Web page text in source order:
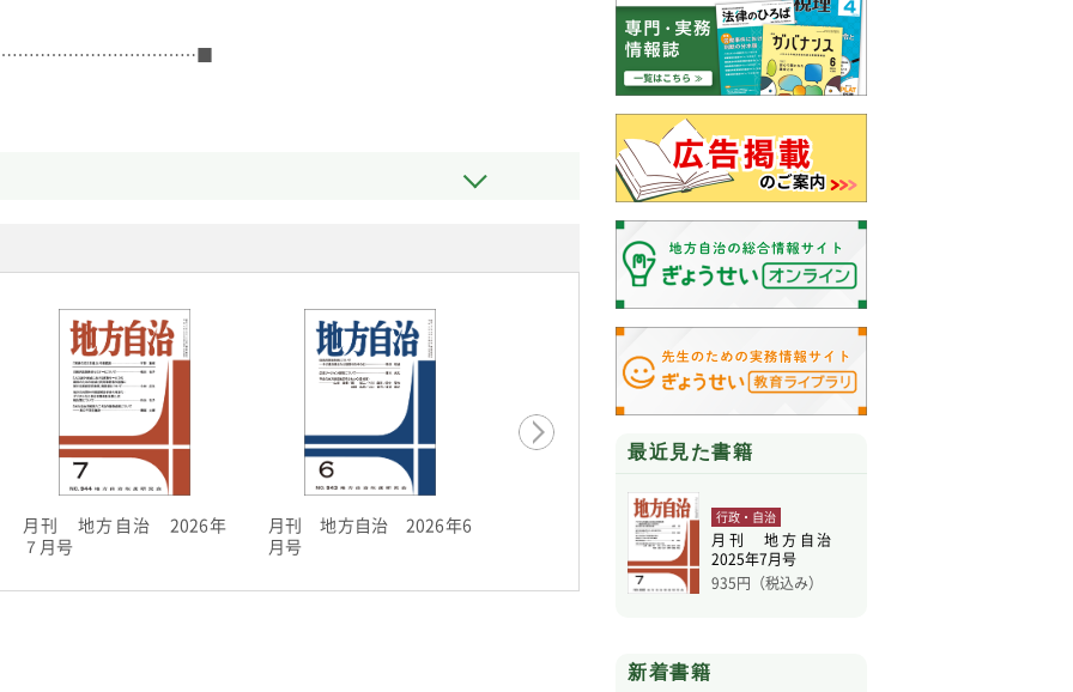
月刊 地方自治 2026年
７月号
月刊 地方自治 2026年6
月号
月刊 地方自治 2026年
月刊 地方自治 2026年
４月号
最近見た書籍
行政・自治
月刊 地方自治
2025年7月号
935円（税込み）
新着書籍